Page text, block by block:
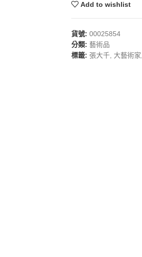
Add to wishlist
貨號: 00025854
分類: 藝術品
標籤: 張大千, 大藝術家